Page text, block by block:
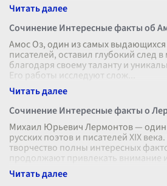
Сочинение Интересные факты об
Амос Оз, один из самых выдающихся
писателей, оставил глубокий след
благодаря своему таланту и
Его работы исследуют слож
Сочинение Интересные факты о
Михаил Юрьевич Лермонтов — один
русских поэтов и писателей XIX
творчество полны интересных
продолжают привлекать внимание